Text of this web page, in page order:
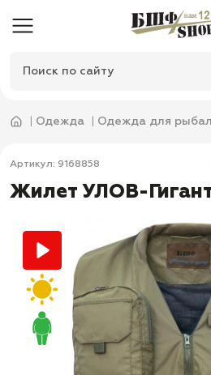
Одежда Одежда для
Артикул: 9168858
Жилет УЛОВ-